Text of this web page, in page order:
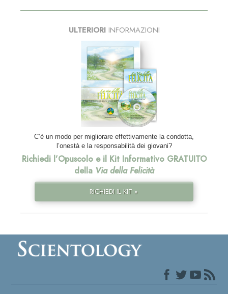
ULTERIORIINFORMAZIONI
C’è un modo per migliorare effettivamente la condotta,
l’onestà e la responsabilità dei giovani?
Richiedi l’Opuscolo e il Kit Informativo GRATUITO
della Via della Felicità
RICHIEDI IL KIT »